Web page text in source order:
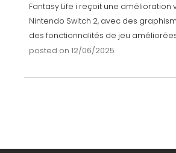
Fantasy Life i reçoit une amélioration
Nintendo Switch 2, avec des
des fonctionnalités de jeu
posted on 12/06/2025